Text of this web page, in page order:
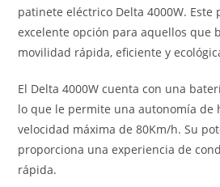
patinete eléctrico Delta 4000W. Este
excelente opción para aquellos que
movilidad rápida, eficiente y
El Delta 4000W cuenta con una
lo que le permite una autonomía de
velocidad máxima de 80Km/h. Su
proporciona una experiencia de
rápida.